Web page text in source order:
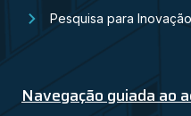
Pesquisa para Inovação
Navegação guiada ao